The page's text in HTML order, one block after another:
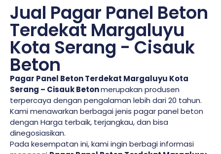
Jual Pagar Panel Beton
Terdekat Margaluyu
Kota Serang - Cisauk
Beton
Pagar Panel Beton Terdekat Margaluyu Kota
Serang – Cisauk Betonmerupakan produsen
terpercaya dengan pengalaman lebih dari 20 tahun.
Kami menawarkan berbagai jenis pagar panel beton
dengan Harga terbaik, terjangkau, dan bisa
dinegosiasikan.
Pada kesempatan ini, kami ingin berbagi informasi